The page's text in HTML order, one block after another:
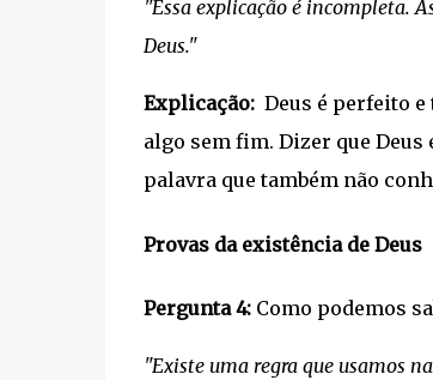
"Essa explicação é incompleta.
Deus."
Explicação: Deus é perfeito
algo sem fim. Dizer que
palavra que também não
Provas da existência de Deus
Pergunta 4:Como podemos
"Existe uma regra que usamos